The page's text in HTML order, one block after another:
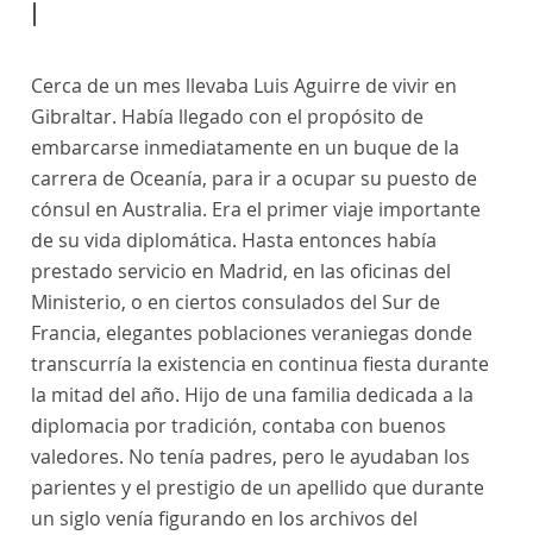
Cerca de un mes llevaba Luis Aguirre de vivir en
Gibraltar. Había llegado con el propósito de
embarcarse inmediatamente en un buque de la
carrera de Oceanía, para ir a ocupar su puesto de
cónsul en Australia. Era el primer viaje importante
de su vida diplomática. Hasta entonces había
prestado servicio en Madrid, en las oficinas del
Ministerio, o en ciertos consulados del Sur de
Francia, elegantes poblaciones veraniegas donde
transcurría la existencia en continua fiesta durante
la mitad del año. Hijo de una familia dedicada a la
diplomacia por tradición, contaba con buenos
valedores. No tenía padres, pero le ayudaban los
parientes y el prestigio de un apellido que durante
un siglo venía figurando en los archivos del